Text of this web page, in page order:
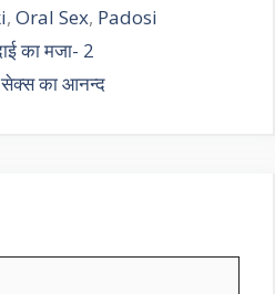
, Oral Sex, Padosi
का मजा- 2
सेक्स का आनन्द